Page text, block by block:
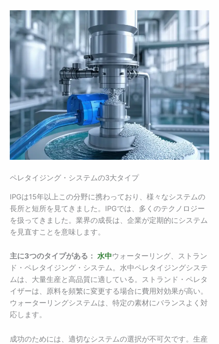
ペレタイジング・システムの3大タイプ
IPGは15年以上この分野に携わっており、様々なシステムの
長所と短所を見てきました。IPGでは、多くのテクノロジー
を扱ってきました。業界の成長は、企業が定期的にシステム
を見直すことを意味します。
主に3つのタイプがある： 水中ウォーターリング、ストラン
ド・ペレタイジング・システム。水中ペレタイジングシステ
ムは、大量生産と高品質に適している。ストランド・ペレタ
イザーは、原料を頻繁に変更する場合に費用対効果が高い。
ウォーターリングシステムは、特定の素材にバランスよく対
応します。
成功のためには、適切なシステムの選択が不可欠です。生産